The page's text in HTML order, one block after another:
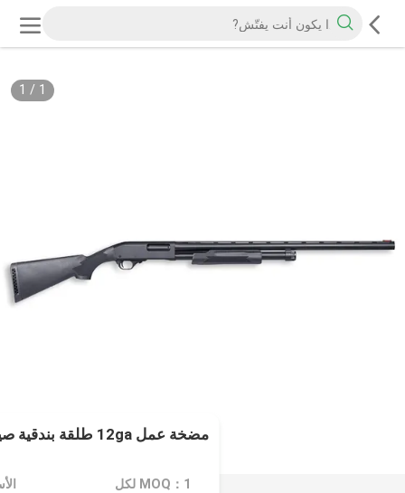
1
/
1
مضخة عمل 12ga طلقة بندقية صيد طول برميل 28 "
MOQ：1 لكل